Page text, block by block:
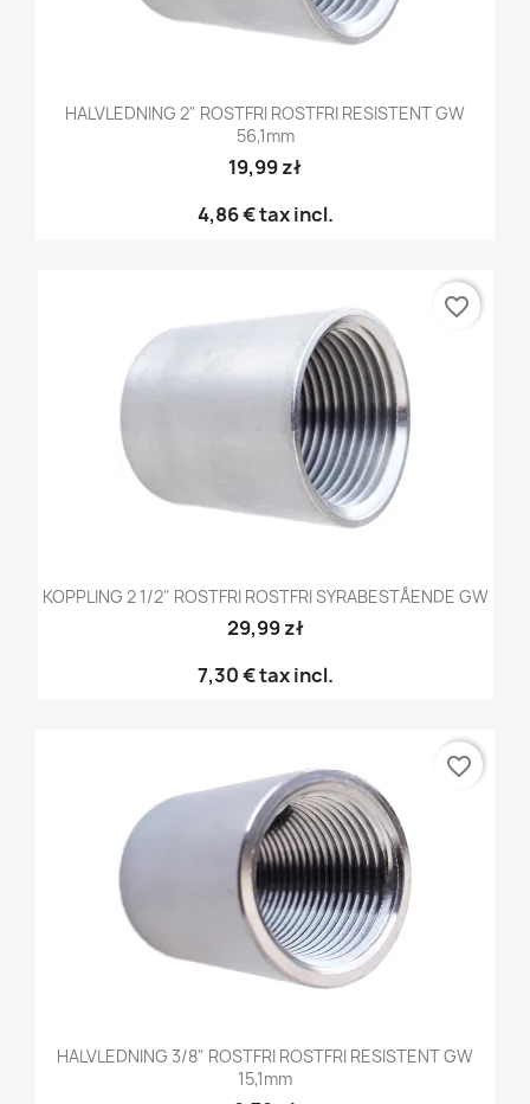
HALVLEDNING 2" ROSTFRI ROSTFRI RESISTENT GW
56,1mm
19,99 zł
4,86 €tax incl.
KOPPLING 2 1/2" ROSTFRI ROSTFRI SYRABESTÅENDE GW
29,99 zł
7,30 €tax incl.
favorite_border
HALVLEDNING 3/8" ROSTFRI ROSTFRI RESISTENT GW
15,1mm
favorite_border